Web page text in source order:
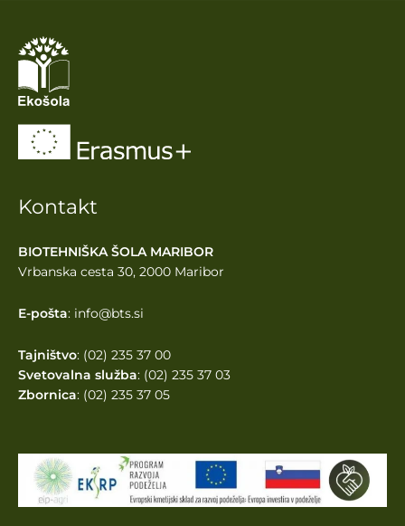
Kontakt
BIOTEHNIŠKA ŠOLA MARIBOR
Vrbanska cesta 30, 2000 Maribor
E-pošta: info@bts.si
Tajništvo: (02) 235 37 00
Svetovalna služba: (02) 235 37 03
Zbornica: (02) 235 37 05